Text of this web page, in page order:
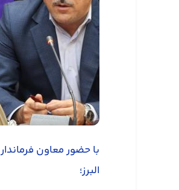
با حضور معاون فرماندار
البرز؛